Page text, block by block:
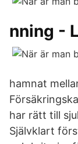
nning -
hamnat
har rätt till
Självklart